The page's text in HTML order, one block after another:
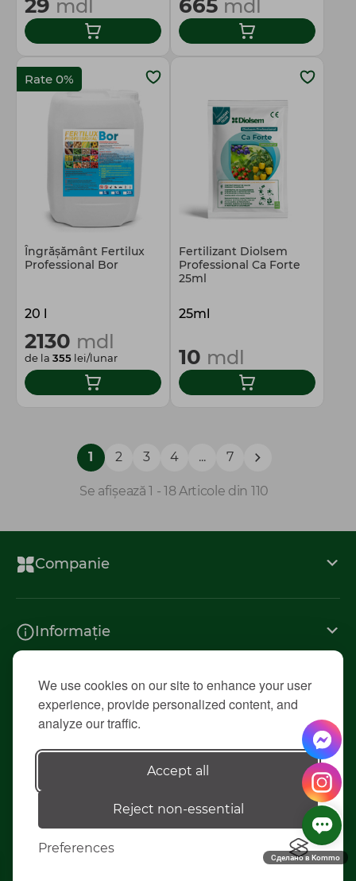
We use cookies on our site to enhance your user
experience, provide personalized content, and
analyze our traffic.
Accept all
Reject non-essential
Preferences
29 mdl 665 mdl
Rate 0%
Îngrășământ Fertilux
Professional Bor
20 l
2130 mdl
de la 355 lei/lunar
Fertilizant Diolsem
Professional Ca Forte
25ml
25ml
10 mdl
1 2 3 4 ... 7
Se afișează 1 - 18 Articole din 110
Companie
Informație
Contacte
© 2026 «Diolsem»
Elaborarea siteului - ilab.md
Сделано в Kommo